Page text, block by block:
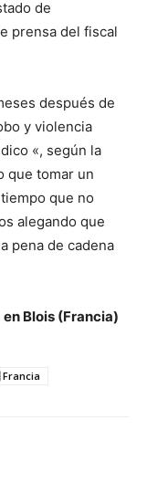
de
prensa del fiscal
después de
y violencia
«, según la
que tomar un
que no
alegando que
pena de cadena
Blois (Francia)